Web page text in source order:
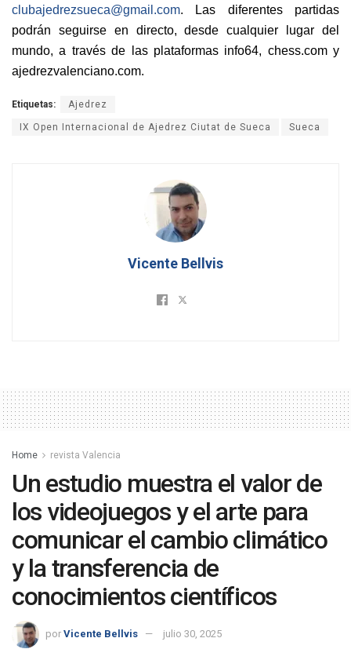
clubajedrezsueca@gmail.com. Las diferentes partidas
podrán seguirse en directo, desde cualquier lugar del
mundo, a través de las plataformas info64, chess.com y
ajedrezvalenciano.com.
Etiquetas: Ajedrez
IX Open Internacional de Ajedrez Ciutat de Sueca Sueca
Vicente Bellvis
Home revista Valencia
Un estudio muestra el valor de
los videojuegos y el arte para
comunicar el cambio climático
y la transferencia de
conocimientos científicos
por Vicente Bellvis julio 30, 2025